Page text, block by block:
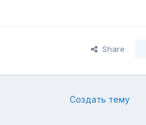
Share
Создать тему